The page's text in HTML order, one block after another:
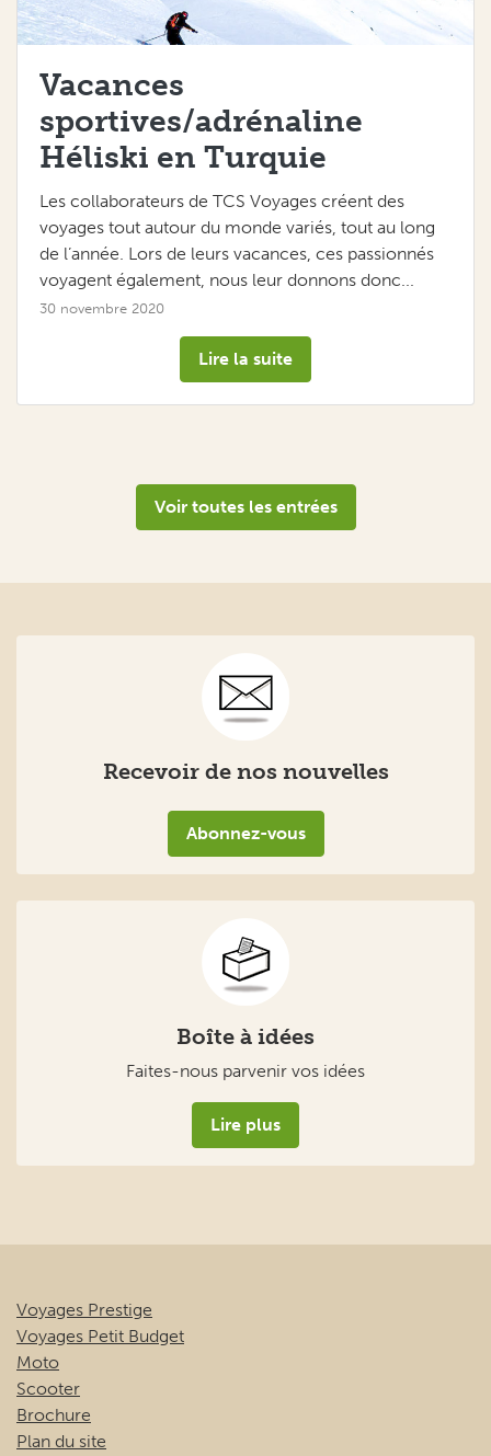
Vacances
sportives/adrénaline
Héliski en Turquie
Les collaborateurs de TCS Voyages créent des
voyages tout autour du monde variés, tout au long
de l’année. Lors de leurs vacances, ces passionnés
voyagent également, nous leur donnons donc...
30 novembre 2020
Lire la suite
Voir toutes les entrées
Recevoir de nos nouvelles
Abonnez-vous
Boîte à idées
Faites-nous parvenir vos idées
Lire plus
Voyages Prestige
Voyages Petit Budget
Moto
Scooter
Brochure
Plan du site